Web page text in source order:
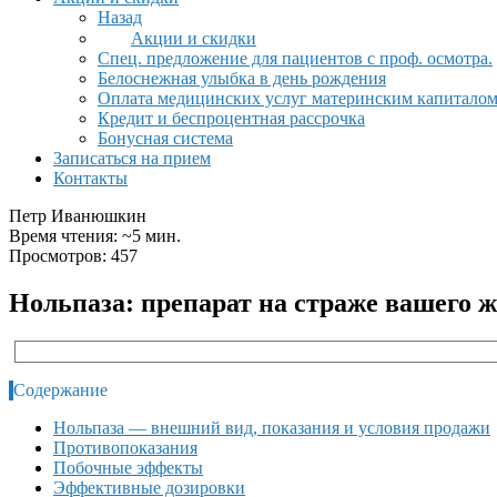
Назад
Акции и скидки
Спец. предложение для пациентов с проф. осмотра.
Белоснежная улыбка в день рождения
Оплата медицинских услуг материнским капиталом
Кредит и беспроцентная рассрочка
Бонусная система
Записаться на прием
Контакты
Петр Иванюшкин
Время чтения: ~5 мин.
Просмотров: 457
Нольпаза: препарат на страже вашего
Содержание
Нольпаза — внешний вид, показания и условия продажи
Противопоказания
Побочные эффекты
Эффективные дозировки